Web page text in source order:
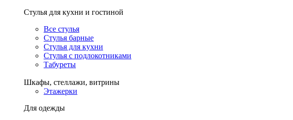
Стулья для кухни и гостиной
Все стулья
Стулья барные
Стулья для кухни
Стулья с подлокотниками
Табуреты
Шкафы, стеллажи, витрины
Этажерки
Для одежды